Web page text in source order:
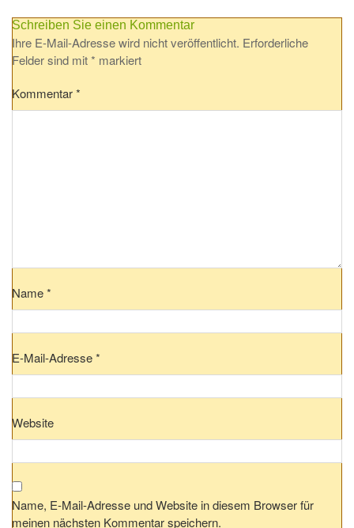
Schreiben Sie einen Kommentar
Ihre E-Mail-Adresse wird nicht veröffentlicht. Erforderliche
Felder sind mit* markiert
Kommentar*
Name*
E-Mail-Adresse*
Website
Name, E-Mail-Adresse und Website in diesem Browser für
meinen nächsten Kommentar speichern.